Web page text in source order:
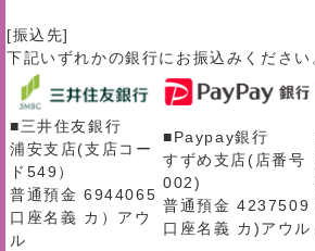
[振込先]
下記いずれかの銀行にお振込みください
■三井住友銀行
浦安支店(支店コー
ド549）
普通預金 6944065
口座名義 カ）アウ
ル
■Paypay銀行
すずめ支店(店番号
002)
普通預金 4237509
口座名義 カ)アウル